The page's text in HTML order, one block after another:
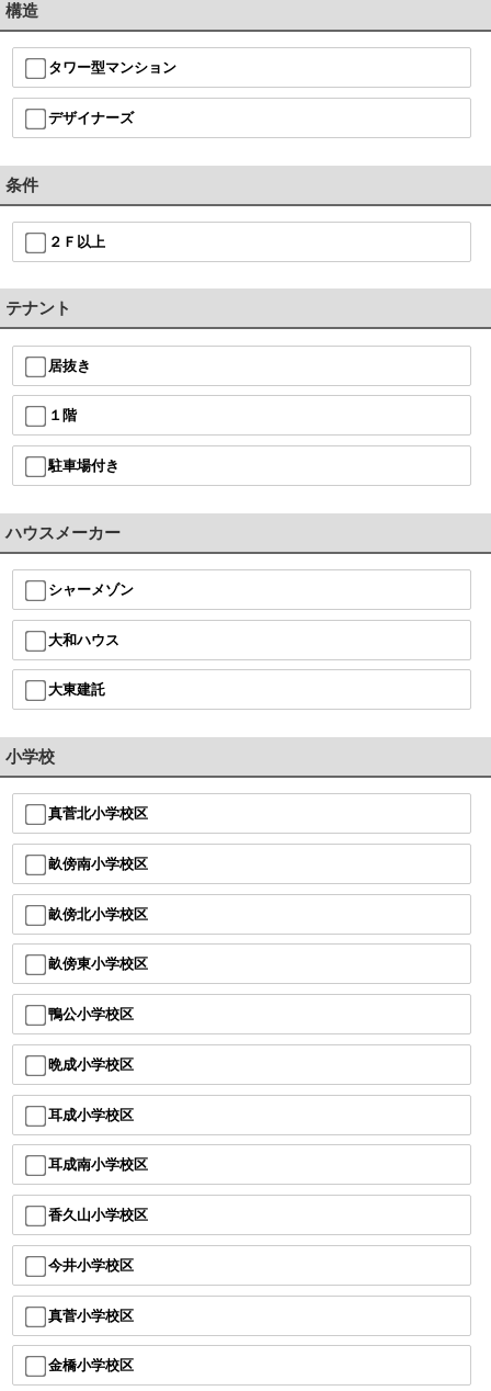
構造
タワー型マンション
デザイナーズ
条件
２Ｆ以上
テナント
居抜き
１階
駐車場付き
ハウスメーカー
シャーメゾン
大和ハウス
大東建託
小学校
真菅北小学校区
畝傍南小学校区
畝傍北小学校区
畝傍東小学校区
鴨公小学校区
晩成小学校区
耳成小学校区
耳成南小学校区
香久山小学校区
今井小学校区
真菅小学校区
金橋小学校区